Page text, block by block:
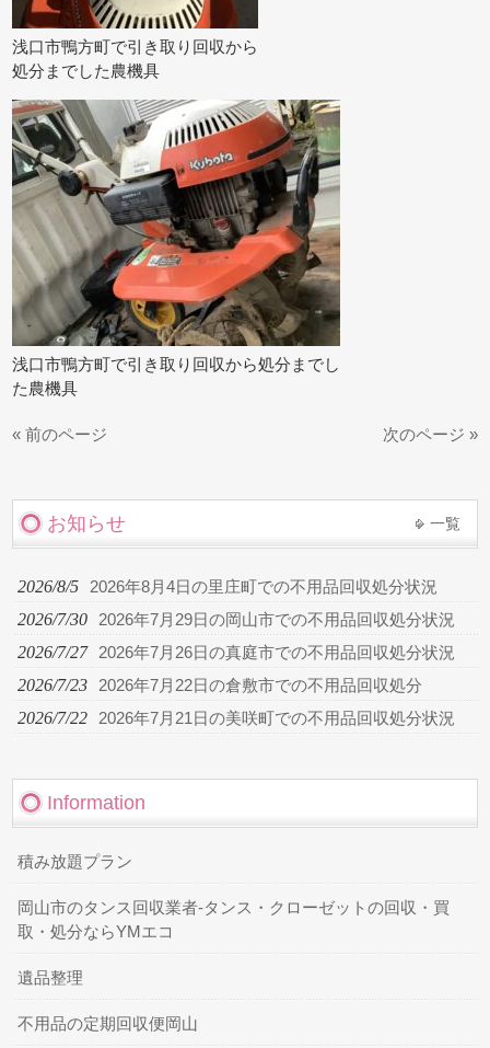
浅口市鴨方町で引き取り回収から
処分までした農機具
浅口市鴨方町で引き取り回収から処分までし
た農機具
« 前のページ 次のページ »
お知らせ 一覧
2026/8/5 2026年8月4日の里庄町での不用品回収処分状況
2026/7/30 2026年7月29日の岡山市での不用品回収処分状況
2026/7/27 2026年7月26日の真庭市での不用品回収処分状況
2026/7/23 2026年7月22日の倉敷市での不用品回収処分
2026/7/22 2026年7月21日の美咲町での不用品回収処分状況
Information
積み放題プラン
岡山市のタンス回収業者-タンス・クローゼットの回収・買
取・処分ならYMエコ
遺品整理
不用品の定期回収便岡山